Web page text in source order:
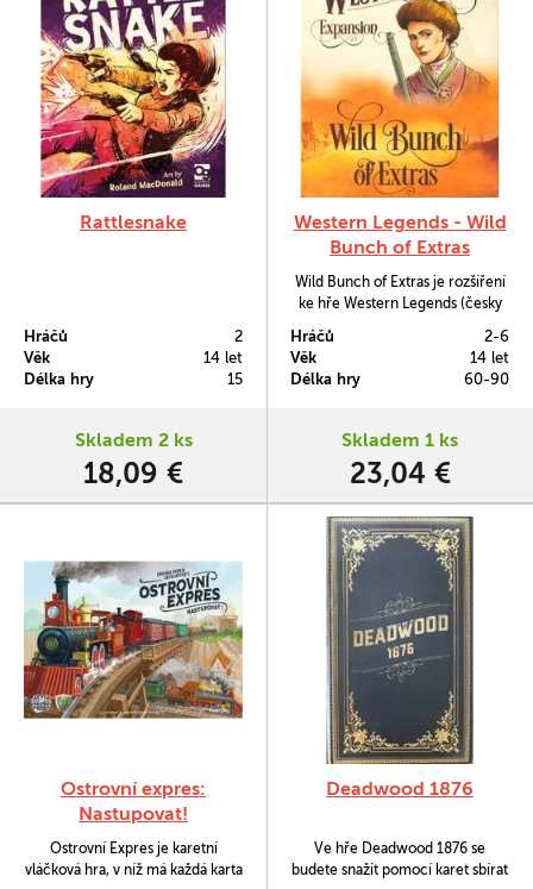
Rattlesnake
Hráčů
2
Věk
14 let
Délka hry
15
Skladem 2 ks
18,09 €
Western Legends - Wild
Bunch of Extras
Wild Bunch of Extras je rozšíření
ke hře Western Legends (česky
obsahuje veškerý obsah, který byl
odemčený při kampani k
rozšíření Ante Up, která se
Hráčů
2-6
Věk
14 let
Délka hry
60-90
Skladem 1 ks
23,04 €
Ostrovní expres:
Nastupovat!
Ostrovní Expres je karetní
vláčková hra, v níž má každá karta
Deadwood 1876
Ve hře Deadwood 1876 se
budete snažit pomocí karet sbírat